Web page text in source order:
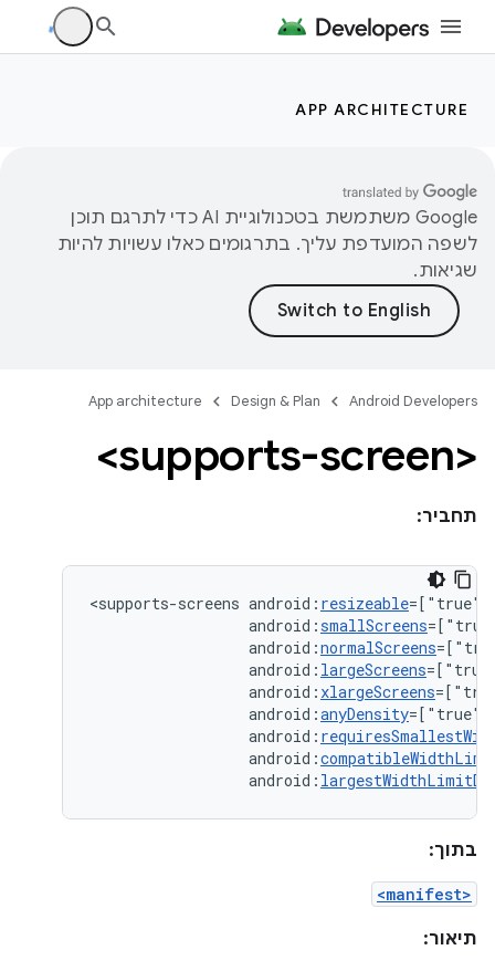
APP ARCHITECTURE
‫Google משתמשת בטכנולוגיית AI כדי לתרגם תוכן
לשפה המועדפת עליך. בתרגומים כאלו עשויות להיות
שגיאות.
Android Developers
Design & Plan
App architecture
<supports-screen>
תחביר:
<supports-screens android: resizeable=["true"|
android:smallScreens
android:normalScreens
android: largeScreens
android: xlargeScreens
android:anyDensity=["true"
android:
android:
android: largestWidthLimitDp
בתוך:
<manifest>
תיאור: